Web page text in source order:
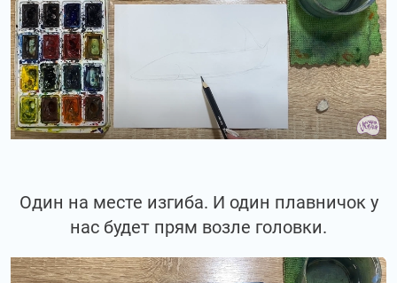
Один на месте изгиба. И один плавничок у
нас будет прям возле головки.